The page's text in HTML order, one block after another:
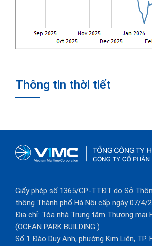
Thông tin thời tiết
Giấy phép số 1365/GP-TTĐT do Sở
thông Thành phố Hà Nội cấp ngày 07/4/
Địa chỉ: Tòa nhà Trung tâm Thương mại
(OCEAN PARK BUILDING )
Số 1 Đào Duy Anh, phường Kim Liên, TP.